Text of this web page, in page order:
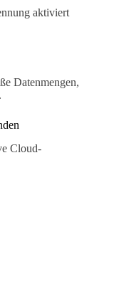
aktiviert
Datenmengen,
Cloud-